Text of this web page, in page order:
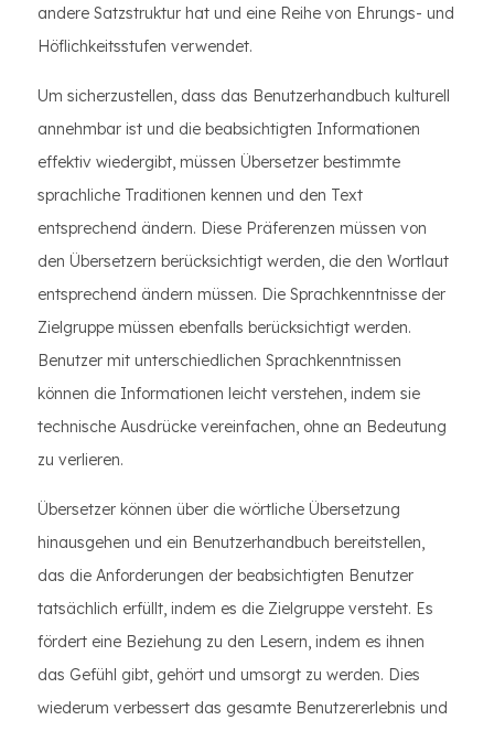
andere Satzstruktur hat und eine Reihe von Ehrungs- und
Höflichkeitsstufen verwendet.
Um sicherzustellen, dass das Benutzerhandbuch kulturell
annehmbar ist und die beabsichtigten Informationen
effektiv wiedergibt, müssen Übersetzer bestimmte
sprachliche Traditionen kennen und den Text
entsprechend ändern. Diese Präferenzen müssen von
den Übersetzern berücksichtigt werden, die den Wortlaut
entsprechend ändern müssen. Die Sprachkenntnisse der
Zielgruppe müssen ebenfalls berücksichtigt werden.
Benutzer mit unterschiedlichen Sprachkenntnissen
können die Informationen leicht verstehen, indem sie
technische Ausdrücke vereinfachen, ohne an Bedeutung
zu verlieren.
Übersetzer können über die wörtliche Übersetzung
hinausgehen und ein Benutzerhandbuch bereitstellen,
das die Anforderungen der beabsichtigten Benutzer
tatsächlich erfüllt, indem es die Zielgruppe versteht. Es
fördert eine Beziehung zu den Lesern, indem es ihnen
das Gefühl gibt, gehört und umsorgt zu werden. Dies
wiederum verbessert das gesamte Benutzererlebnis und